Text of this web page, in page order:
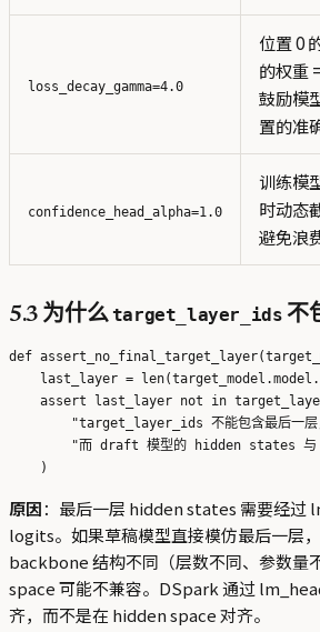
loss_decay_gamma=4.0
位置 0
的权重
鼓励模
置的准
confidence_head_alpha=1.0
训练模
时动态
避免浪
5.3 为什么target_layer_ids 不
def
last_layer =
assert last_layer not in
"target_layer_ids 不能包含最后一
"而 draft 模型的 hidden states
原因：最后一层 hidden states 需要经过
logits。如果草稿模型直接模仿最后一层
backbone 结构不同（层数不同、参数量
space 可能不兼容。DSpark 通过
齐，而不是在 hidden space 对齐。